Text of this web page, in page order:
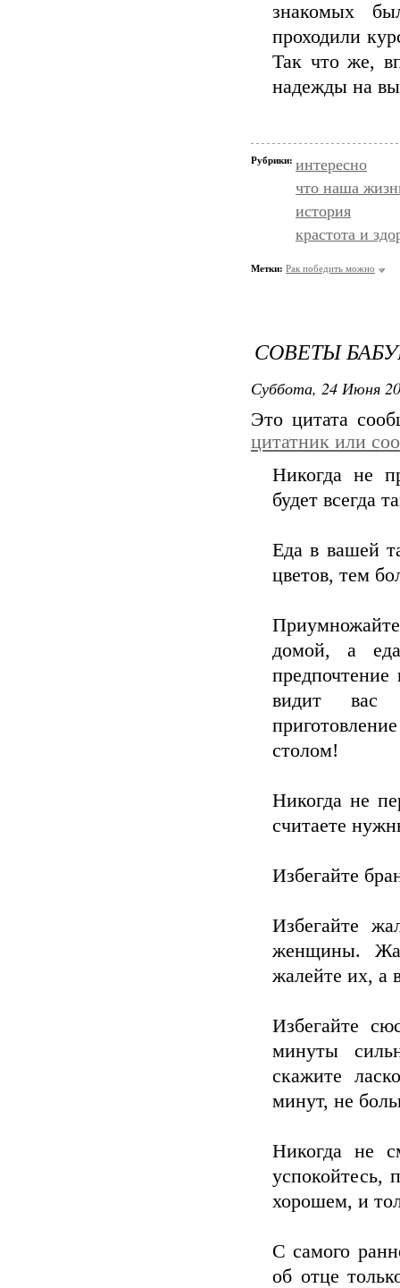
знакомых
проходили
Так что же,
надежды на
Рубрики: интересно
что наша
история
крастота и
Метки: Рак победить можно
СОВЕТЫ
Суббота, 24 Июня
Это цитата
цитатник или
Никогда не
будет всегда
Еда в вашей
цветов, тем
домой, а
видит вас
столом!
Никогда не
считаете
Избегайте
Избегайте
женщины.
жалейте их, а
Избегайте
минуты
скажите
минут, не
Никогда не
успокойтесь,
хорошем, и
С самого
об отце